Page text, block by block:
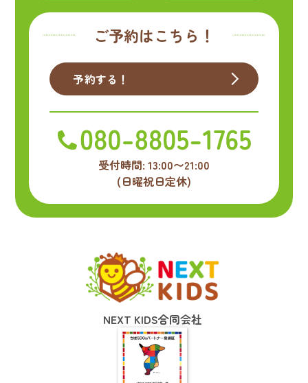
ご予約はこちら！
予約する！
受付時間: 13:00〜21:00
(日曜祝日定休)
NEXT KIDS合同会社